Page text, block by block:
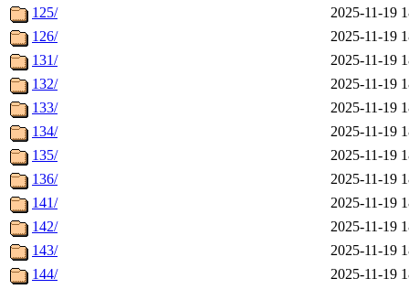
125/
2025-11-19
126/
2025-11-19
131/
2025-11-19
132/
2025-11-19
133/
2025-11-19
134/
2025-11-19
135/
2025-11-19
136/
2025-11-19
141/
2025-11-19
142/
2025-11-19
143/
2025-11-19
144/
2025-11-19